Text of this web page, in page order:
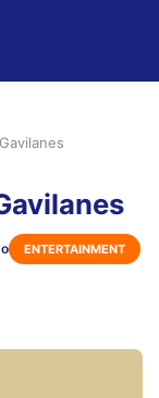
ENTERTAINMENT